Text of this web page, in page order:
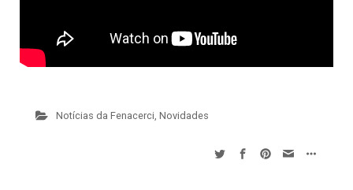
Notícias da Fenacerci Novidades